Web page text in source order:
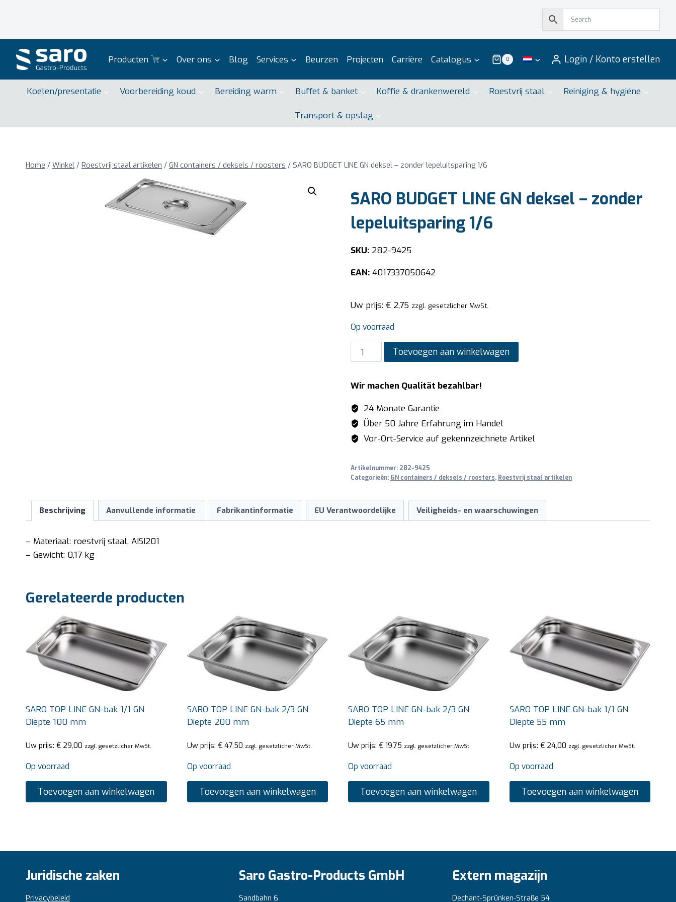
Producten Over ons Blog Services Beurzen Projecten Carrière Catalogus 0 Login / Konto erstellen
Koelen/presentatie Voorbereiding koud Bereiding warm Buffet & banket Koffie & drankenwereld Roestvrij staal Reiniging & hygiëne
Transport & opslag
Home / Winkel / Roestvrij staal artikelen / GN containers / deksels / roosters / SARO BUDGET LINE GN deksel – zonder lepeluitsparing 1/6
SARO BUDGET LINE GN deksel – zonder
lepeluitsparing 1/6
SKU:282-9425
EAN:4017337050642
Uw prijs: €2,75 zzgl. gesetzlicher MwSt.
Op voorraad
SARO
BUDGET
GN
deksel
-
zonder
lepeluitsparing
aantal
Toevoegen aan winkelwagen
Wir machen Qualität bezahlbar!
24 Monate Garantie
Über 50 Jahre Erfahrung im Handel
Vor-Ort-Service auf gekennzeichnete Artikel
Artikelnummer: 282-9425
Categorieën: GN containers / deksels / roosters, Roestvrij staal artikelen
Beschrijving Aanvullende informatie Fabrikantinformatie EU Verantwoordelijke Veiligheids- en waarschuwingen
– Materiaal: roestvrij staal, AISI201
– Gewicht: 0,17 kg
Gerelateerde producten
SARO TOP LINE GN-bak 1/1 GN
Diepte 100 mm
Uw prijs: € 29,00 zzgl. gesetzlicher MwSt.
Op voorraad
Toevoegen aan winkelwagen
SARO TOP LINE GN-bak 2/3 GN
Diepte 200 mm
Uw prijs: €47,50 zzgl. gesetzlicher MwSt.
Op voorraad
Toevoegen aan winkelwagen
SARO TOP LINE GN-bak 2/3 GN
Diepte 65 mm
Uw prijs: € 19,75 zzgl. gesetzlicher MwSt.
Op voorraad
Toevoegen aan winkelwagen
SARO TOP LINE GN-bak 1/1 GN
Diepte 55 mm
Uw prijs: €24,00 zzgl. gesetzlicher MwSt.
Op voorraad
Toevoegen aan winkelwagen
Juridische zaken
Privacybeleid
Saro Gastro-Products GmbH
Sandbahn 6
Extern magazijn
Dechant-Sprünken-Straße 54